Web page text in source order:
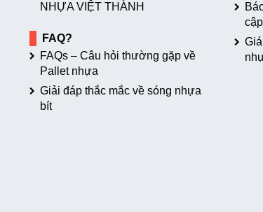
NHỰA VIỆT THÀNH
FAQ?
FAQs – Câu hỏi thường gặp về
Pallet nhựa
Giải đáp thắc mắc về sóng nhựa
bít